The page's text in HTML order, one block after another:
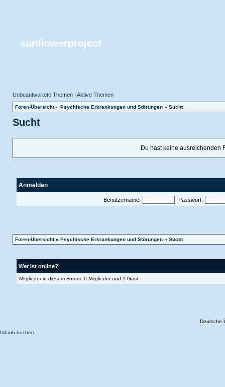
sunflowerproject
Unbeantwortete Themen| Aktive Themen
Foren-Übersicht» Psychische Erkrankungen und Störungen» Sucht
Sucht
Du hast keine ausreichenden
Anmelden
Benutzername: Passwort:
Foren-Übersicht» Psychische Erkrankungen und Störungen» Sucht
Wer ist online?
Mitglieder in diesem Forum: 0 Mitglieder und 1 Gast
Deutsche
Urlaub buchen